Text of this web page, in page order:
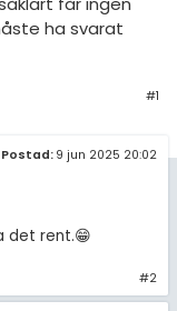
ha svarat
#1
Postad: 9 jun 2025 20:02
det rent.😁
#2
diskussioner